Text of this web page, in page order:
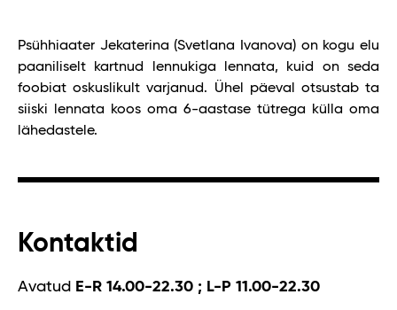
Psühhiaater Jekaterina (Svetlana Ivanova) on kogu elu
paaniliselt kartnud lennukiga lennata, kuid on seda
foobiat oskuslikult varjanud. Ühel päeval otsustab ta
siiski lennata koos oma 6-aastase tütrega külla oma
lähedastele.
Kontaktid
Avatud E-R 14.00-22.30 ; L-P 11.00-22.30